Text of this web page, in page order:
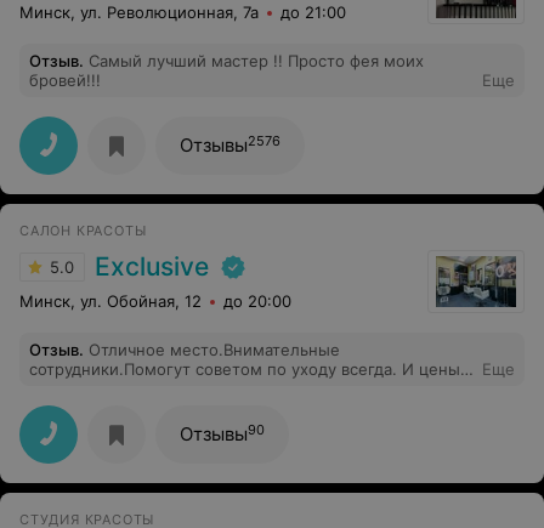
Минск, ул. Революционная, 7а до 21:00
Отзыв. Самый лучший мастер !! Просто фея моих
бровей!!!
Еще
Отзывы2576
САЛОН КРАСОТЫ
5.0 Exclusive
Минск, ул. Обойная, 12 до 20:00
Отзыв. Отличное место.Внимательные
сотрудники.Помогут советом по уходу всегда. И цены
=)
Еще
Отзывы90
СТУДИЯ КРАСОТЫ